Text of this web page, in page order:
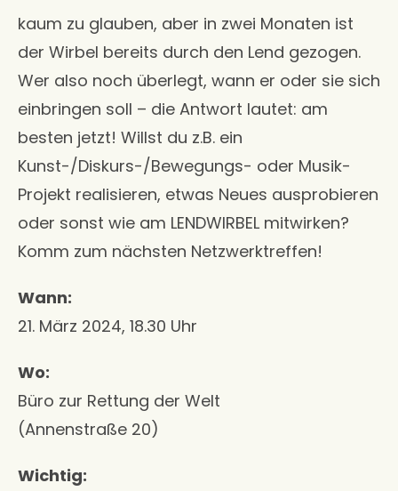
kaum zu glauben, aber in zwei Monaten ist
der Wirbel bereits durch den Lend gezogen.
Wer also noch überlegt, wann er oder sie sich
einbringen soll – die Antwort lautet: am
besten jetzt! Willst du z.B. ein
Kunst-/Diskurs-/Bewegungs- oder Musik-
Projekt realisieren, etwas Neues ausprobieren
oder sonst wie am LENDWIRBEL mitwirken?
Komm zum nächsten Netzwerktreffen!
Wann:
21. März 2024, 18.30 Uhr
Wo:
Büro zur Rettung der Welt
(Annenstraße 20)
Wichtig: